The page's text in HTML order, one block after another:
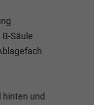
Säule
hinten und